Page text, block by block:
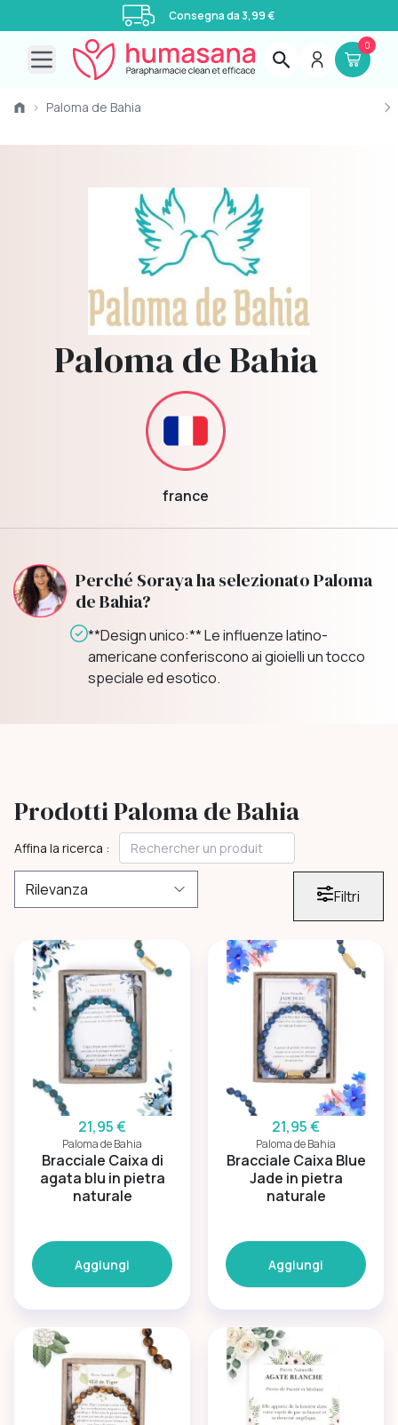
Consegna da 3,99 €
Open main menu
0
› Paloma de Bahia
Paloma de Bahia
france
Perché Soraya ha selezionato Paloma
de Bahia?
**Valori familiari:** Il marchio coltiva
un'atmosfera familiare che si riflette nel
rapporto con i clienti.
Prodotti Paloma de Bahia
Affina la ricerca :
Filtri
21,95 €
Paloma de Bahia
Bracciale Caixa di
agata blu in pietra
naturale
Aggiungi
21,95 €
Paloma de Bahia
Bracciale Caixa Blue
Jade in pietra
naturale
Aggiungi